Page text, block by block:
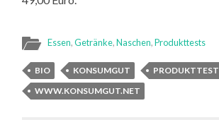
Essen,Getränke,Naschen,Produkttests
BIO KONSUMGUT
PRODUKTTEST
WWW.KONSUMGUT.NET